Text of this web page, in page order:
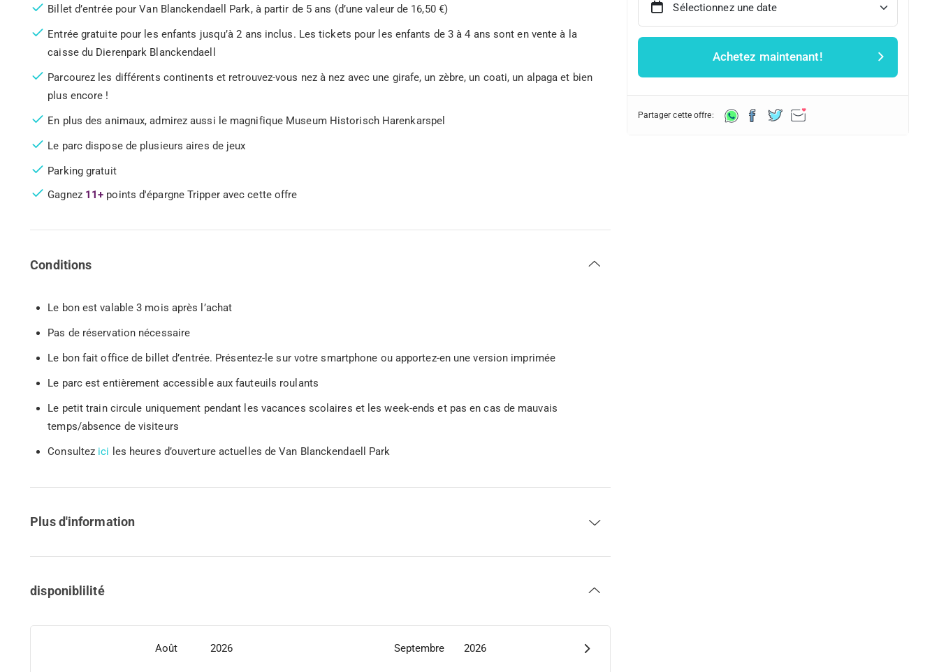
Billet d’entrée pour Van Blanckendaell Park, à partir de 5 ans (d’une valeur de 16,50 €)
Entrée gratuite pour les enfants jusqu’à 2 ans inclus. Les tickets pour les enfants de 3 à 4 ans sont en vente à la
caisse du Dierenpark Blanckendaell
Parcourez les différents continents et retrouvez-vous nez à nez avec une girafe, un zèbre, un coati, un alpaga et bien
plus encore !
En plus des animaux, admirez aussi le magnifique Museum Historisch Harenkarspel
Le parc dispose de plusieurs aires de jeux
Parking gratuit
Gagnez 11+ points d'épargne Tripper avec cette offre
Conditions
Le bon est valable 3 mois après l’achat
Pas de réservation nécessaire
Le bon fait office de billet d’entrée. Présentez-le sur votre smartphone ou apportez-en une version imprimée
Le parc est entièrement accessible aux fauteuils roulants
Le petit train circule uniquement pendant les vacances scolaires et les week-ends et pas en cas de mauvais
temps/absence de visiteurs
Consultez ici les heures d’ouverture actuelles de Van Blanckendaell Park
Plus d'information
disponiblilité
Août 2026 Septembre 2026
Sélectionnez une date
Achetez maintenant!
Partager cette offre: